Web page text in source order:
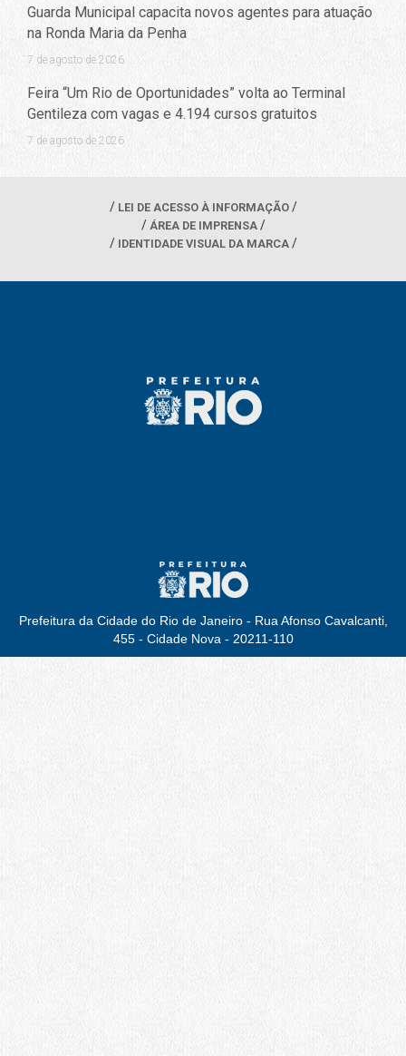
Guarda Municipal capacita novos agentes para atuação
na Ronda Maria da Penha
7 de agosto de 2026
Feira “Um Rio de Oportunidades” volta ao Terminal
Gentileza com vagas e 4.194 cursos gratuitos
7 de agosto de 2026
LEI DE ACESSO À INFORMAÇÃO
ÁREA DE IMPRENSA
IDENTIDADE VISUAL DA MARCA
Prefeitura da Cidade do Rio de Janeiro - Rua Afonso Cavalcanti,
455 - Cidade Nova - 20211-110